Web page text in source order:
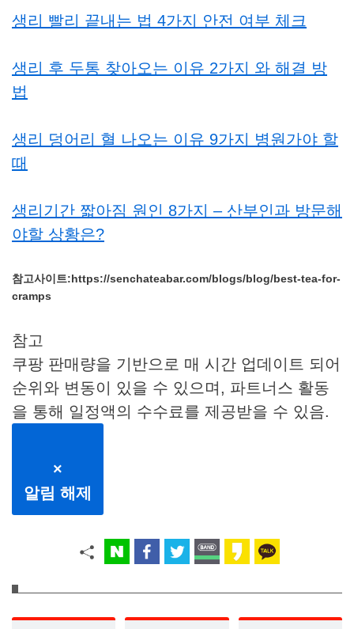
생리 빨리 끝내는 법 4가지 안전 여부 체크
생리 후 두통 찾아오는 이유 2가지 와 해결 방
법
생리 덩어리 혈 나오는 이유 9가지 병원가야 할
때
생리기간 짧아짐 원인 8가지 – 산부인과 방문해
야할 상황은?
참고사이트:https://senchateabar.com/blogs/blog/best-tea-for-
cramps
참고
쿠팡 판매량을 기반으로 매 시간 업데이트 되어
순위와 변동이 있을 수 있으며, 파트너스 활동
을 통해 일정액의 수수료를 제공받을 수 있음.
×
알림 해제